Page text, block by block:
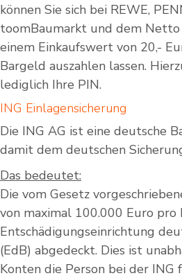
können Sie sich bei REWE,
toomBaumarkt und dem Netto
einem Einkaufswert von 20,-
Bargeld auszahlen lassen.
lediglich Ihre PIN.
ING Einlagensicherung
Die ING AG ist eine deutsche
damit dem deutschen
Das bedeutet:
Die vom Gesetz
von maximal 100.000 Euro
Entschädigungseinrichtung
(EdB) abgedeckt. Dies ist
Konten die Person bei der ING